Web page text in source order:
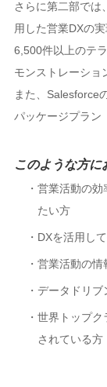
さらに第二部で
用した営業DXの
6,500件以上のテ
モンストレーショ
また、Salesforce
パッケージプラン
このような方に
営業活動の効
たい方
DXを活用し
営業活動の情
データドリブ
世界トップク
されている方